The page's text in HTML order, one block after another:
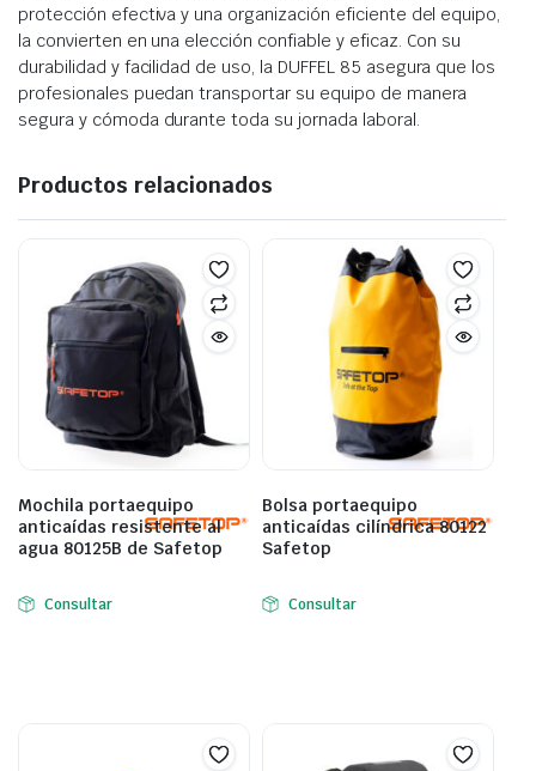
protección efectiva y una organización eficiente del equipo,
la convierten en una elección confiable y eficaz. Con su
durabilidad y facilidad de uso, la DUFFEL 85 asegura que los
profesionales puedan transportar su equipo de manera
segura y cómoda durante toda su jornada laboral.
Productos relacionados
Mochila portaequipo
anticaídas resistente al
agua 80125B de Safetop
Consultar
Bolsa portaequipo
anticaídas cilíndrica 80122
Safetop
Consultar